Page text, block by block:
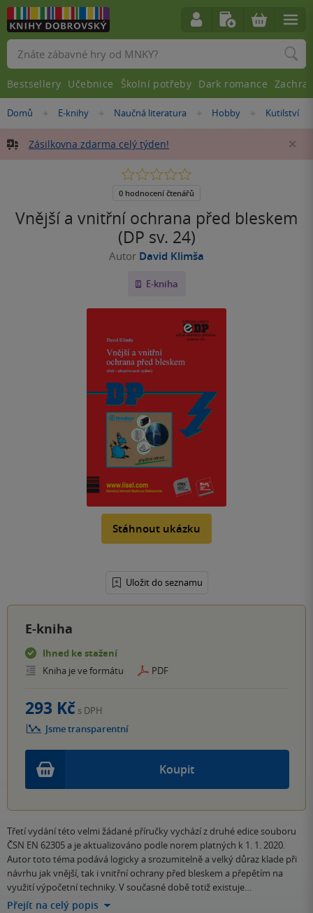
Nacházíte
zde:
Domů »
E-knihy »
Naučná literatura »Hobby »
Kutilství
Zásilkovna zdarma celý týden!
Vnější a vnitřní ochrana před bleskem
(DP sv. 24)
Autor David Klimša
E-kniha
Stáhnout ukázku
Uložit do seznamu
0.0
5
0 hodnocení čtenářů
E-kniha
Ihned ke stažení
Kniha je ve formátu
PDF
Koupit
293 Kč s DPH
Jsme transparentní
Třetí vydání této velmi žádané příručky vychází z druhé edice souboru
ČSN EN 62305 a je aktualizováno podle norem platných k 1. 1. 2020.
Autor toto téma podává logicky a srozumitelně a velký důraz klade při
návrhu jak vnější, tak i vnitřní ochrany před bleskem a přepětím na
využití výpočetní techniky. V současné době totiž existuje…
Přejít na celý popis
Vyhledávání
Bestsellery Učebnice Školní potřeby Dark romance